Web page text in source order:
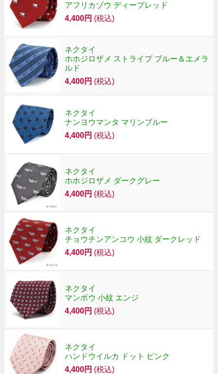
アフリカゾウ ディープレッド
4,400円 (税込)
ネクタイ
ホホジロザメ ストライプ ブルー＆エメラ
ルド
4,400円 (税込)
ネクタイ
ナンヨウマンタ マリンブルー
4,400円 (税込)
ネクタイ
ホホジロザメ ダークグレー
4,400円 (税込)
ネクタイ
チョウチンアンコウ 小紋 ダークレッド
4,400円 (税込)
ネクタイ
マンボウ 小紋 エンジ
4,400円 (税込)
ネクタイ
ハンドウイルカ ドット ピンク
4,400円 (税込)